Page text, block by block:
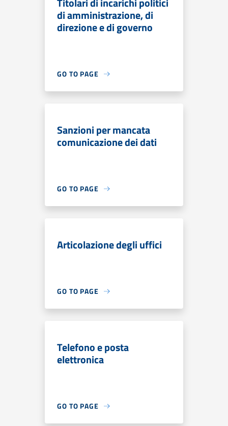
di amministrazione, di
direzione e di governo
GO TO PAGE
Sanzioni per mancata
comunicazione dei dati
GO TO PAGE
Articolazione degli uffici
GO TO PAGE
Telefono e posta
elettronica
GO TO PAGE